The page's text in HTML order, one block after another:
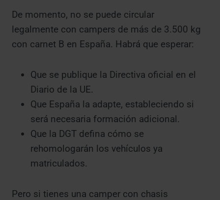
De momento, no se puede circular
legalmente con campers de más de 3.500 kg
con carnet B en España. Habrá que esperar:
Que se publique la Directiva oficial en el
Diario de la UE.
Que España la adapte, estableciendo si
será necesaria formación adicional.
Que la DGT defina cómo se
rehomologarán los vehículos ya
matriculados.
Pero si tienes una camper con chasis